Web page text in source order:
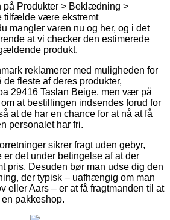
på Produkter > Beklædning >
tilfælde være ekstremt
mangler varen nu og her, og i det
at vi checker den estimerede
produkt.
reklamerer med muligheden for
fleste af deres produkter,
29416 Taslan Beige, men vær på
at bestillingen indsendes forud for
at de har en chance for at nå at få
personalet har fri.
sikrer fragt uden gebyr,
det under betingelse af at der
pris. Desuden bør man udse dig den
der typisk – uafhængig om man
eller Aars – er at få fragtmanden til at
pakkeshop.